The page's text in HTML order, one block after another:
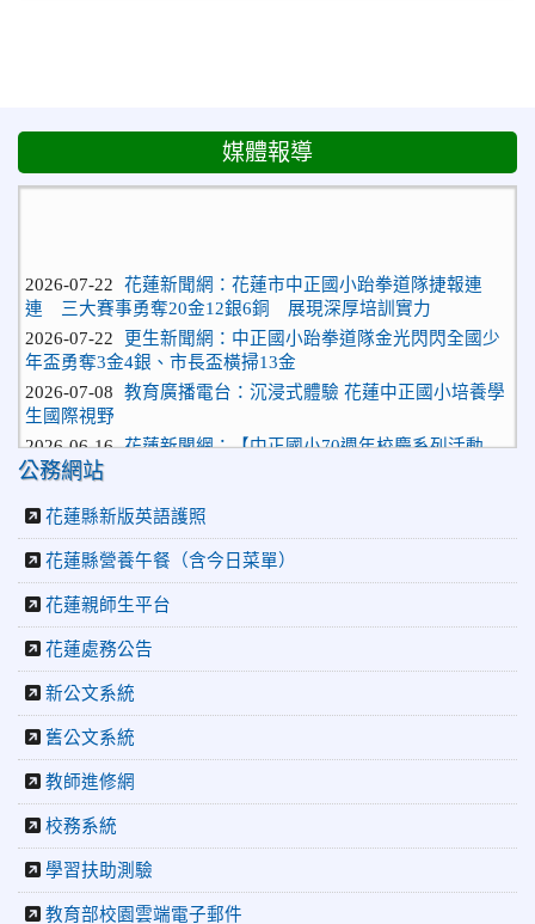
媒體報導
連 三大賽事勇奪20金12銀6銅 展現深厚培訓實力
年盃勇奪3金4銀、市長盃橫掃13金
生國際視野
「游藝飛揚」晚會登場】 師生家長齊聚一堂 共譜「時光樂
章．經典再現」
2026-06-16 更生新聞網：中正國小創校70週年「游藝飛揚」
2026-06-10 教育廣播電台：揮別童年迎向青春 中正國小畢業
師生自製畢業歌曲
2026-06-10 教育廣播電台：尋覓歷史記憶 花蓮中正國小社團
體驗闖關探索歷史
2026-04-30 讓愛閃閃發光！中正國小「小老闆大市集」愛心
捐助光復國小
2026-07-22
花蓮新聞網：花蓮市中正國小跆拳道隊捷報連
連 三大賽事勇奪20金12銀6銅 展現深厚培訓實力
2026-07-22 更生新聞網：中正國小跆拳道隊金光閃閃全國少
年盃勇奪3金4銀、市長盃橫掃13金
2026-07-08
「游藝飛揚」晚會登場】 師生家長齊聚一堂 共譜「時光樂
公務網站
花蓮縣新版英語護照
花蓮縣營養午餐（含今日菜單）
花蓮親師生平台
花蓮處務公告
新公文系統
舊公文系統
教師進修網
校務系統
學習扶助測驗
教育部校園雲端電子郵件